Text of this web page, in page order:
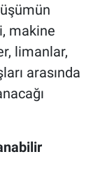
makine
limanlar,
arasında